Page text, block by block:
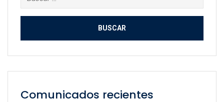
Comunicados recientes